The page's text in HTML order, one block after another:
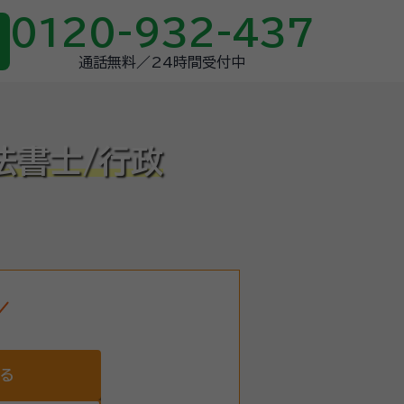
0120-932-437
通話無料／24時間受付中
書士/行政